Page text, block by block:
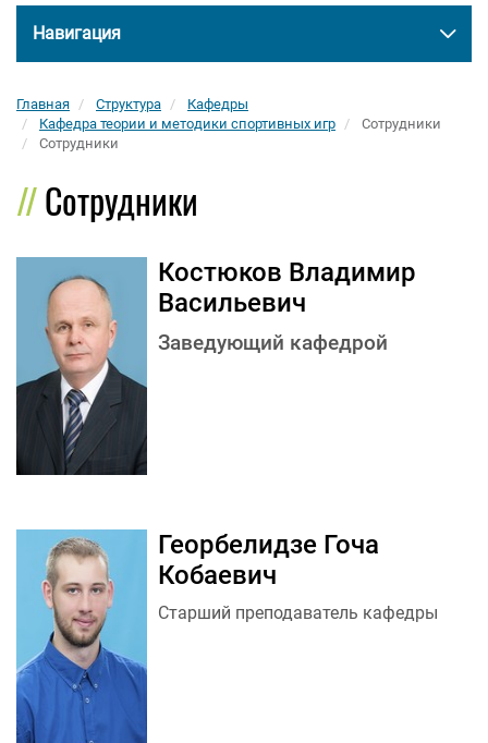
Навигация
Главная Структура
Кафедры
Кафедра теории и методики спортивных игр
Сотрудники
Сотрудники
Сотрудники
Костюков Владимир
Васильевич
Заведующий кафедрой
Георбелидзе Гоча
Кобаевич
Старший преподаватель кафедры